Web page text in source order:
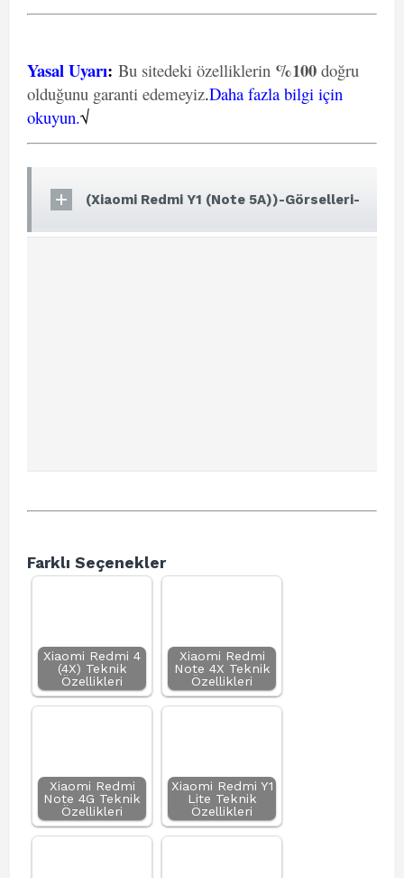
Yasal Uyarı: Bu sitedeki özelliklerin %100 doğru
olduğunu garanti edemeyiz.Daha fazla bilgi için
okuyun.√
(Xiaomi Redmi Y1 (Note 5A))-Görselleri-
Farklı Seçenekler
Xiaomi Redmi 4
(4X) Teknik
Özellikleri
Xiaomi Redmi
Note 4X Teknik
Özellikleri
Xiaomi Redmi
Note 4G Teknik
Özellikleri
Xiaomi Redmi Y1
Lite Teknik
Özellikleri